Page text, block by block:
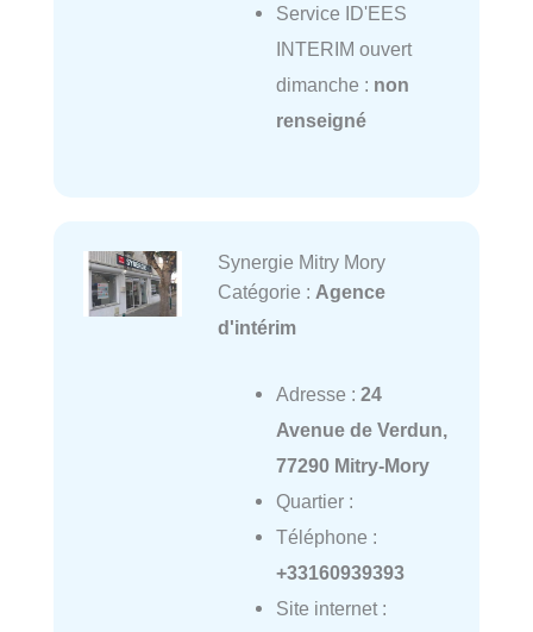
Service ID'EES
INTERIM ouvert
dimanche : non
renseigné
Synergie Mitry Mory
Catégorie : Agence
d'intérim
Adresse : 24
Avenue de Verdun,
77290 Mitry-Mory
Quartier :
Téléphone :
+33160939393
Site internet :